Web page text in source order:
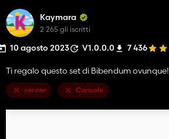
Kaymara
2 265 gli iscritti
10 agosto 2023 V1.0.0.0 7 436
Ti regalo questo set di Bibendum ovunque!
server Console